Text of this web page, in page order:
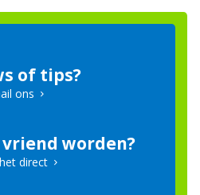
of tips?
ons
worden?
direct